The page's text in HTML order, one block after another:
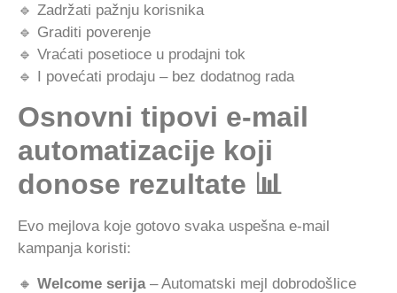
🔹 Zadržati pažnju korisnika
🔹 Graditi poverenje
🔹 Vraćati posetioce u prodajni tok
🔹 I povećati prodaju – bez dodatnog rada
Osnovni tipovi e-mail
automatizacije koji
donose rezultate 📊
Evo mejlova koje gotovo svaka uspešna e-mail
kampanja koristi:
🔸 Welcome serija– Automatski mejl dobrodošlice